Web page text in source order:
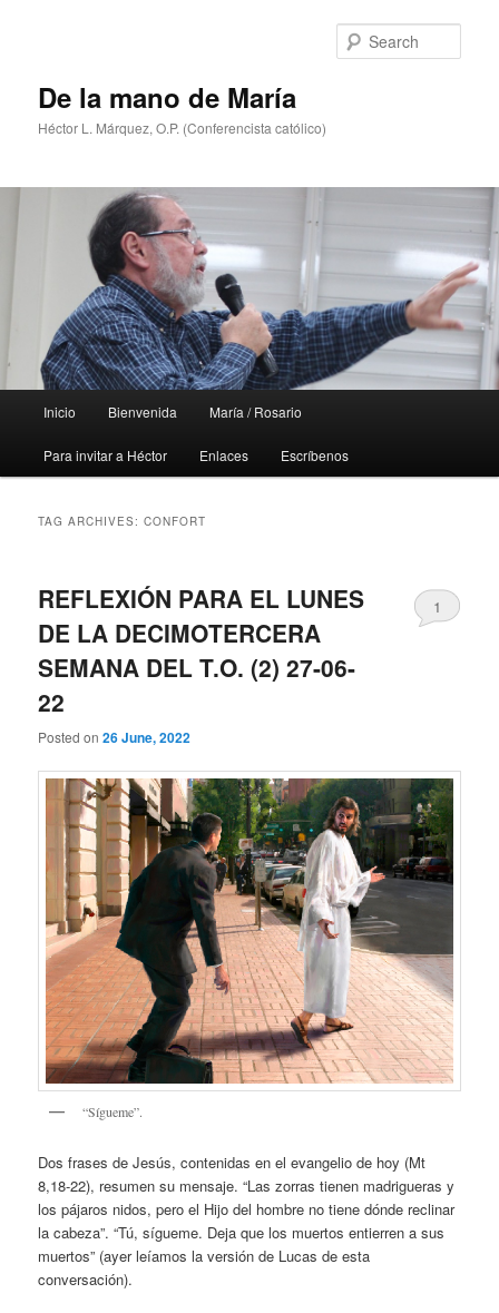
De la mano de María
Héctor L. Márquez, O.P. (Conferencista católico)
Inicio Bienvenida María / Rosario
Para invitar a Héctor Enlaces Escríbenos
TAG ARCHIVES:CONFORT
REFLEXIÓN PARA EL LUNES
DE LA DECIMOTERCERA
SEMANA DEL T.O. (2) 27-06-
22
Posted on26 June, 2022
1
“Sígueme”.
Dos frases de Jesús, contenidas en el evangelio de hoy (Mt
8,18-22), resumen su mensaje. “Las zorras tienen madrigueras y
los pájaros nidos, pero el Hijo del hombre no tiene dónde reclinar
la cabeza”. “Tú, sígueme. Deja que los muertos entierren a sus
muertos” (ayer leíamos la versión de Lucas de esta
conversación).